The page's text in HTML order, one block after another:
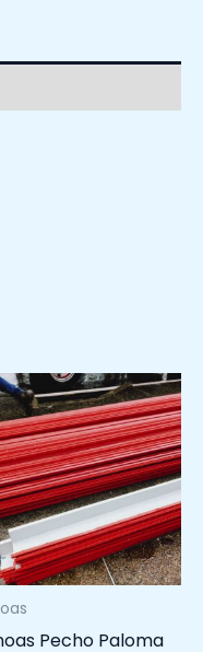
Pecho Paloma